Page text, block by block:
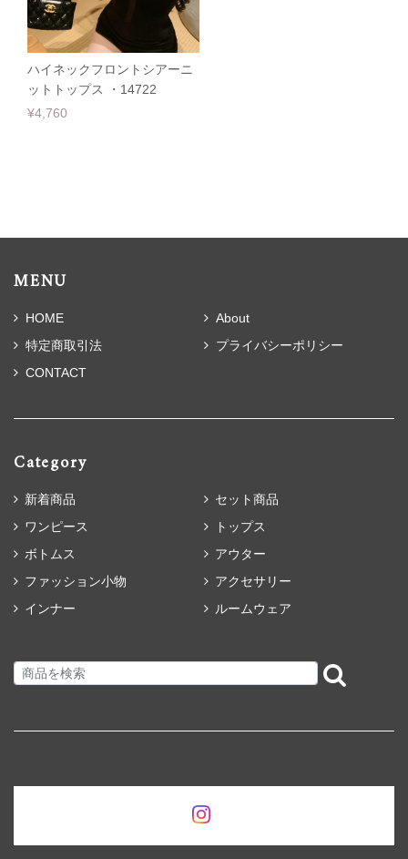
ハイネックフロントシアーニ
ットトップス ・14722
¥4,760
MENU
HOME
About
特定商取引法
プライバシーポリシー
CONTACT
Category
新着商品
セット商品
ワンピース
トップス
ボトムス
アウター
ファッション小物
アクセサリー
インナー
ルームウェア